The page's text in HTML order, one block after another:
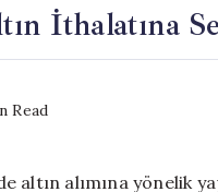
İthalatına
Read
altın alımına yönelik